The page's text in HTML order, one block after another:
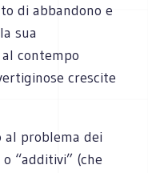
di abbandono e
sua
contempo
crescite
al problema dei
“additivi” (che